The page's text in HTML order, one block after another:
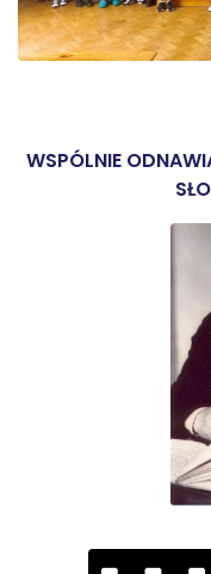
WSPÓLNIE